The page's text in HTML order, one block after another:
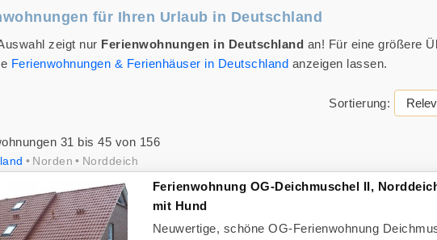
für Ihren Urlaub in Deutschland
zeigt nur Ferienwohnungen in Deutschland an! Für eine größere
Ferienwohnungen & Ferienhäuser in Deutschland anzeigen lassen.
Sortierung:
31 bis 45 von 156
Norden Norddeich
Ferienwohnung OG-Deichmuschel II,
mit Hund
Neuwertige, schöne OG-Ferienwohnung